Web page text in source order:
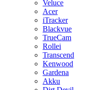
Veluce
Acer
iTracker
Blackvue
TrueCam
Rollei
Transcend
Kenwood
Gardena
Akku